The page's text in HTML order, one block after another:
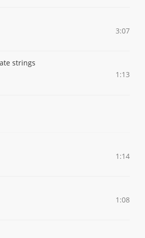
3:07
strings
1:13
1:14
1:08